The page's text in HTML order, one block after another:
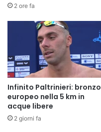
2 ore fa
Infinito Paltrinieri: bronzo
europeo nella 5 km in
acque libere
2 giorni fa